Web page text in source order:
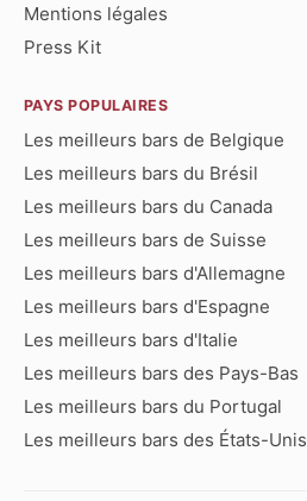
Mentions légales
Press Kit
PAYS POPULAIRES
Les meilleurs bars de Belgique
Les meilleurs bars du Brésil
Les meilleurs bars du Canada
Les meilleurs bars de Suisse
Les meilleurs bars d'Allemagne
Les meilleurs bars d'Espagne
Les meilleurs bars d'Italie
Les meilleurs bars des Pays-Bas
Les meilleurs bars du Portugal
Les meilleurs bars des États-Unis